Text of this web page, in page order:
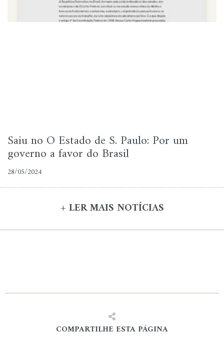
Saiu no O Estado de S. Paulo: Por um
governo a favor do Brasil
28/05/2024
+ LER MAIS NOTÍCIAS
COMPARTILHE ESTA PÁGINA